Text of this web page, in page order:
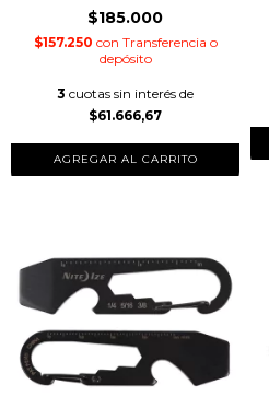
$185.000
$157.250 con Transferencia o
depósito
3 cuotas sin interés de
$61.666,67
AGREGAR AL CARRITO